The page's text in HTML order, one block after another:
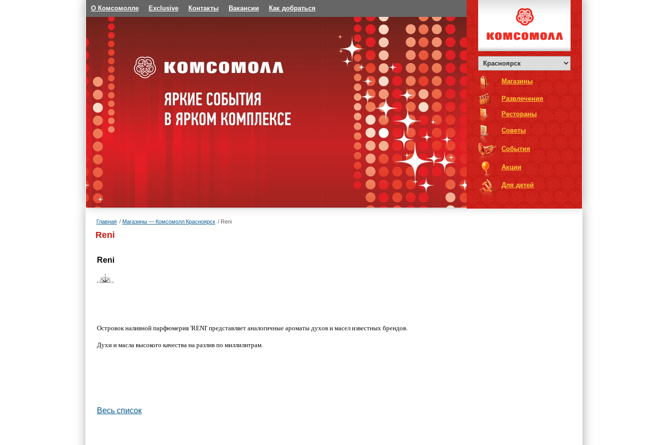
О Комсомолле Exclusive Контакты Вакансии Как добраться
Магазины
Развлечения
Рестораны
Советы
События
Акции
Для детей
Главная Магазины — Комсомолл Красноярск Reni
Reni
Reni
Островокналивной парфюмерия 'RENI' представляет аналогичные ароматы духов и масел известных брендов.
Духи и масла высокого качества на разлив по миллилитрам.
Весь список